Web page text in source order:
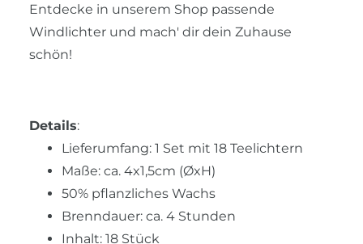
Entdecke in unserem Shop passende
Windlichter und mach' dir dein Zuhause
schön!
Details:
Lieferumfang: 1 Set mit 18 Teelichtern
Maße: ca. 4x1,5cm (ØxH)
50% pflanzliches Wachs
Brenndauer: ca. 4 Stunden
Inhalt: 18 Stück